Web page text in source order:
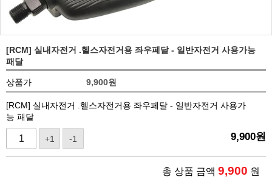
[RCM] 실내자전거 .헬스자전거용 좌우페달 - 일반자전거 사용가능
패달
상품가 9,900원
[RCM] 실내자전거 .헬스자전거용 좌우페달 - 일반자전거 사용가
능 패달
+1 -1 9,900원
총 상품 금액 9,900 원